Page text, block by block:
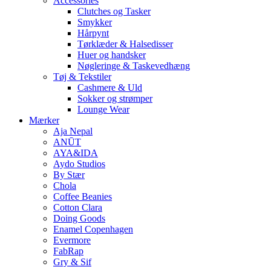
Clutches og Tasker
Smykker
Hårpynt
Tørklæder & Halsedisser
Huer og handsker
Nøgleringe & Taskevedhæng
Tøj & Tekstiler
Cashmere & Uld
Sokker og strømper
Lounge Wear
Mærker
Aja Nepal
ANŪT
AYA&IDA
Aydo Studios
By Stær
Chola
Coffee Beanies
Cotton Clara
Doing Goods
Enamel Copenhagen
Evermore
FabRap
Gry & Sif